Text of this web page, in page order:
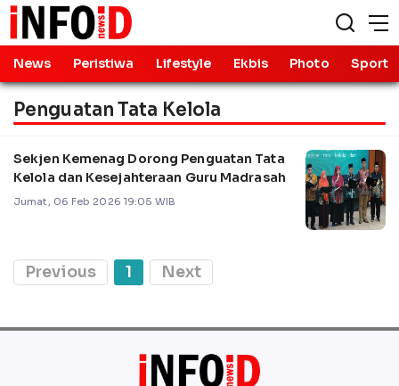
News Peristiwa Lifestyle Ekbis Photo Sport
Penguatan Tata Kelola
Sekjen Kemenag Dorong Penguatan Tata
Kelola dan Kesejahteraan Guru Madrasah
Jumat, 06 Feb 2026 19:05 WIB
Previous 1 Next